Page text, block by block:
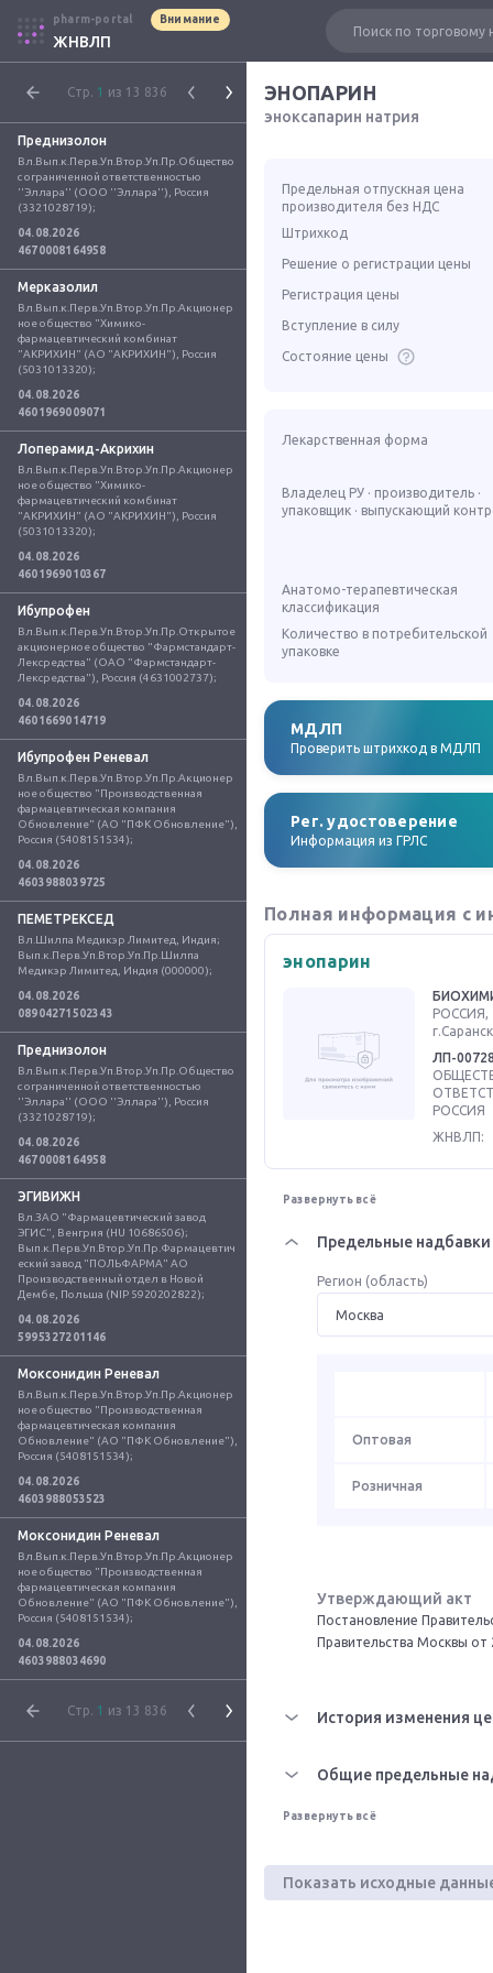
pharm-portal Внимание
ЖНВЛП
Стр. 1 из 13 836
Преднизолон
Вл.Вып.к.Перв.Уп.Втор.Уп.Пр.Общество
с ограниченной ответственностью
''Эллара'' (ООО ''Эллара''), Россия
(3321028719);
04.08.2026
4670008164958
Мерказолил
Вл.Вып.к.Перв.Уп.Втор.Уп.Пр.Акционер
ное общество "Химико-
фармацевтический комбинат
"АКРИХИН" (АО "АКРИХИН"), Россия
(5031013320);
04.08.2026
4601969009071
Лоперамид-Акрихин
Вл.Вып.к.Перв.Уп.Втор.Уп.Пр.Акционер
ное общество "Химико-
фармацевтический комбинат
"АКРИХИН" (АО "АКРИХИН"), Россия
(5031013320);
04.08.2026
4601969010367
Ибупрофен
Вл.Вып.к.Перв.Уп.Втор.Уп.Пр.Открытое
акционерное общество "Фармстандарт-
Лексредства" (ОАО "Фармстандарт-
Лексредства"), Россия (4631002737);
04.08.2026
4601669014719
Ибупрофен Реневал
Вл.Вып.к.Перв.Уп.Втор.Уп.Пр.Акционер
ное общество "Производственная
фармацевтическая компания
Обновление" (АО "ПФК Обновление"),
Россия (5408151534);
04.08.2026
4603988039725
ПЕМЕТРЕКСЕД
Вл.Шилпа Медикэр Лимитед, Индия;
Вып.к.Перв.Уп.Втор.Уп.Пр.Шилпа
Медикэр Лимитед, Индия (000000);
04.08.2026
08904271502343
Преднизолон
Вл.Вып.к.Перв.Уп.Втор.Уп.Пр.Общество
с ограниченной ответственностью
''Эллара'' (ООО ''Эллара''), Россия
(3321028719);
04.08.2026
4670008164958
ЭГИВИЖН
Вл.ЗАО "Фармацевтический завод
ЭГИС", Венгрия (HU 10686506);
Вып.к.Перв.Уп.Втор.Уп.Пр.Фармацевтич
еский завод "ПОЛЬФАРМА" АО
Производственный отдел в Новой
Дембе, Польша (NIP 5920202822);
04.08.2026
5995327201146
Моксонидин Реневал
Вл.Вып.к.Перв.Уп.Втор.Уп.Пр.Акционер
ное общество "Производственная
фармацевтическая компания
Обновление" (АО "ПФК Обновление"),
Россия (5408151534);
04.08.2026
4603988053523
Моксонидин Реневал
Вл.Вып.к.Перв.Уп.Втор.Уп.Пр.Акционер
ное общество "Производственная
фармацевтическая компания
Обновление" (АО "ПФК Обновление"),
Россия (5408151534);
04.08.2026
4603988034690
Стр. 1 из 13 836
ЭНОПАРИН
эноксапарин натрия
Предельная отпускная цена
производителя без НДС
Штрихкод
Решение о регистрации цены
Регистрация цены
Вступление в силу
Состояние цены
Лекарственная форма
Владелец РУ · производитель ·
упаковщик · выпускающий
Анатомо-терапевтическая
классификация
Количество в потребительской
упаковке
МДЛП
Проверить штрихкод в МДЛП
Рег. удостоверение
Информация из ГРЛС
Полная информация с
энопарин
РОССИЯ,
ЛП-
РОССИЯ
ЖНВЛП:
Развернуть всё
Предельные надбавки
Регион (область)
Оптовая
Розничная
Утверждающий акт
Постановление
Правительства Москвы
История изменения
Общие предельные
Развернуть всё
Показать исходные